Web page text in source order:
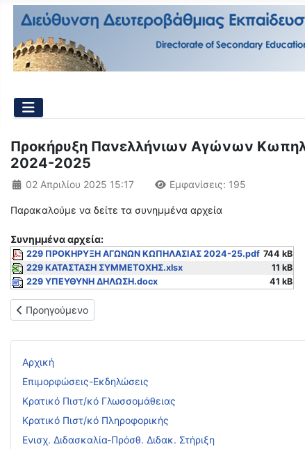
Αρχική
Επιμορφώσεις-Εκδηλώσεις
Κρατικό Πιστ/κό Γλωσσομάθειας
Κρατικό Πιστ/κό Πληροφορικής
Ενισχ. Διδασκαλία-Πρόσθ. Διδακ. Στήριξη
Προκήρυξη Πανελλήνιων Αγώνων
2024-2025
Λεπτομέρειες
02 Απριλίου 2025 15:17 Εμφανίσεις: 195
Παρακαλούμε να δείτε τα συνημμένα αρχεία
Συνημμένα αρχεία:
229 ΠΡΟΚΗΡΥΞΗ ΑΓΩΝΩΝ ΚΩΠΗΛΑΣΙΑΣ 2024-25.pdf 744 kB
229 ΚΑΤΑΣΤΑΣΗ ΣΥΜΜΕΤΟΧΗΣ.xlsx
11 kB
229 ΥΠΕΥΘΥΝΗ ΔΗΛΩΣΗ.docx
41 kB
Προηγούμενο άρθρο: Χρονοδιάγραμμα για την τελική φάση
Προηγούμενο